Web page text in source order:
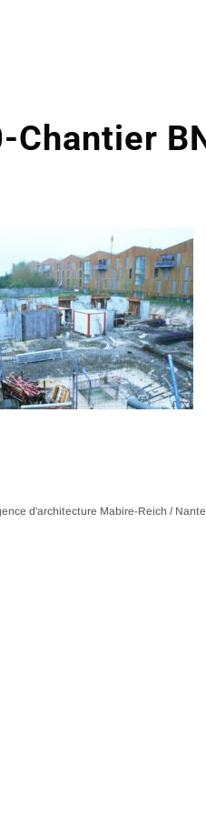
Chantier
d'architecture Mabire-Reich /